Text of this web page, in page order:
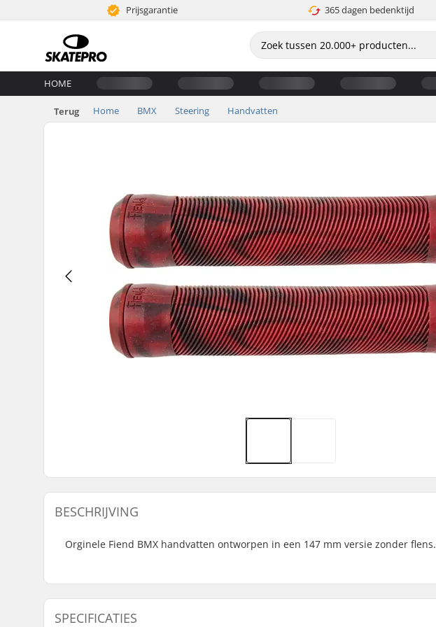
Prijsgarantie 365 dagen bedenktijd
HOME
Terug Home BMX Steering Handvatten
BESCHRIJVING
Orginele Fiend BMX handvatten ontworpen in een 147 mm versie zonder flens.
SPECIFICATIES